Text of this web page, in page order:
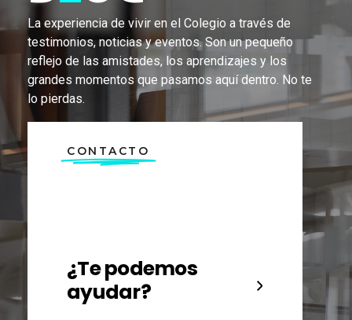
La experiencia de vivir en el Colegio a través de
testimonios, noticias y eventos. Son un pequeño
reflejo de las amistades, los aprendizajes y los
grandes momentos que pasamos aquí dentro. No te
lo pierdas.
CONTACTO
¿Te podemos
ayudar?